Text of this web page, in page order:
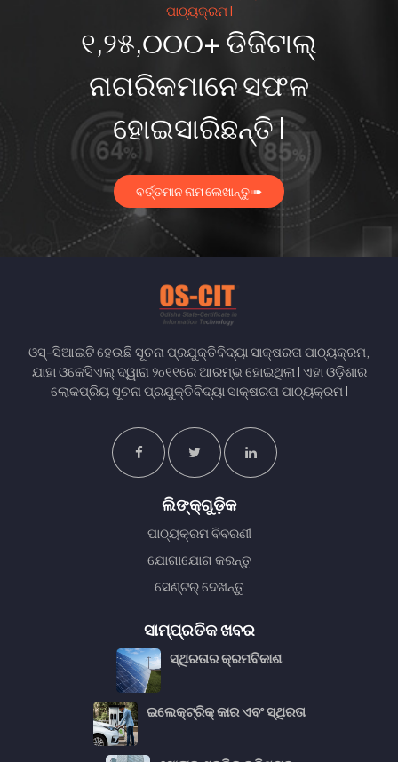
ପାଠ୍ୟକ୍ରମ I
୧,୨୫,୦୦୦+ ଡିଜିଟାଲ୍
ନାଗରିକମାନେ ସଫଳ
ହୋଇସାରିଛନ୍ତି I
ବର୍ତ୍ତମାନ ନାମ ଲେଖାନ୍ତୁ ➠
ଓସ୍-ସିଆଇଟି ହେଉଛି ସୂଚନା ପ୍ରଯୁକ୍ତିବିଦ୍ୟା ସାକ୍ଷରତା ପାଠ୍ୟକ୍ରମ,
ଯାହା ଓକେସିଏଲ୍ ଦ୍ୱାରା ୨௦୧୧ରେ ଆରମ୍ଭ ହୋଇଥିଲା I ଏହା ଓଡ଼ିଶାର
ଲୋକପ୍ରିୟ ସୂଚନା ପ୍ରଯୁକ୍ତିବିଦ୍ୟା ସାକ୍ଷରତା ପାଠ୍ୟକ୍ରମ I
ଲିଙ୍କ୍᠎᠎ଗୁଡ଼ିକ
ପାଠ୍ୟକ୍ରମ ବିବରଣୀ
ଯୋଗାଯୋଗ କରନ୍ତୁ
ସେଣ୍ଟର୍ ଦେଖନ୍ତୁ
ସାମ୍ପ୍ରତିକ ଖବର
ସ୍ଥିରତାର କ୍ରମବିକାଶ
ଇଲେକ୍ଟ୍ରିକ୍ କାର ଏବଂ ସ୍ଥିରତା